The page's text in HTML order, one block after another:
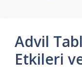
Advil
Etkileri